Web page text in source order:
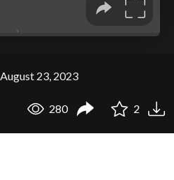
August 23, 2023
280 2